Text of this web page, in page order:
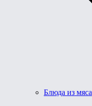
Блюда из мяса